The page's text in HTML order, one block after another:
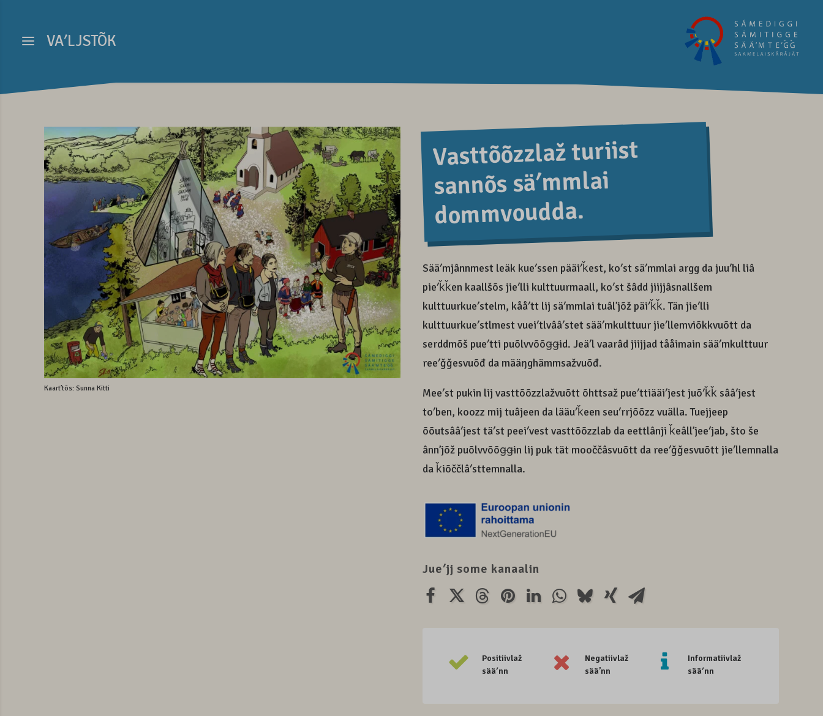
Kaartʼtõs: Sunna Kitti
Vasttõõzzlaž turiist
sannõs säʹmmlai
dommvoudda.
Sääʹmjânnmest leäk kueʹssen pääiʹǩest, koʹst säʹmmlai argg da juuʹhl liâ
pieʹǩǩen kaallšõs jieʹlli kulttuurmaall, koʹst šâdd jiijjâsnallšem
kulttuurkueʹstelm, kååʹtt lij säʹmmlai tuâlʼjõž päiʹǩǩ. Tän jieʹlli
kulttuurkueʹstlmest vueiʹtlvââʹstet sääʹmkulttuur jieʹllemviõkkvuõtt da
serddmõš pueʹtti puõlvvõõǥǥid. Jeäʹl vaarâd jiijjad tååimain sääʹmkulttuur
reeʹǧǧesvuõđ da määŋghämmsažvuõđ.
Meeʹst pukin lij vasttõõzzlažvuõtt õhttsaž pueʹttiääiʹjest juõʹǩǩ sââʹjest
toʹben, koozz mij tuâjeen da lääuʹǩeen seuʹrrjõõzz vuälla. Tuejjeep
õõutsââʹjest täʹst peeiʹvest vasttõõzzlab da eettlânji ǩeâllʼjeeʹjab, što še
ânnʼjõž puõlvvõõǥǥin lij puk tät mooččâsvuõtt da reeʹǧǧesvuõtt jieʹllemnalla
da ǩiõččlâʹsttemnalla.
Jueʹjj some kanaalin
Positiivlaž
sääʹnn
Negatiivlaž
sää’nn
Informatiivlaž
sääʹnn